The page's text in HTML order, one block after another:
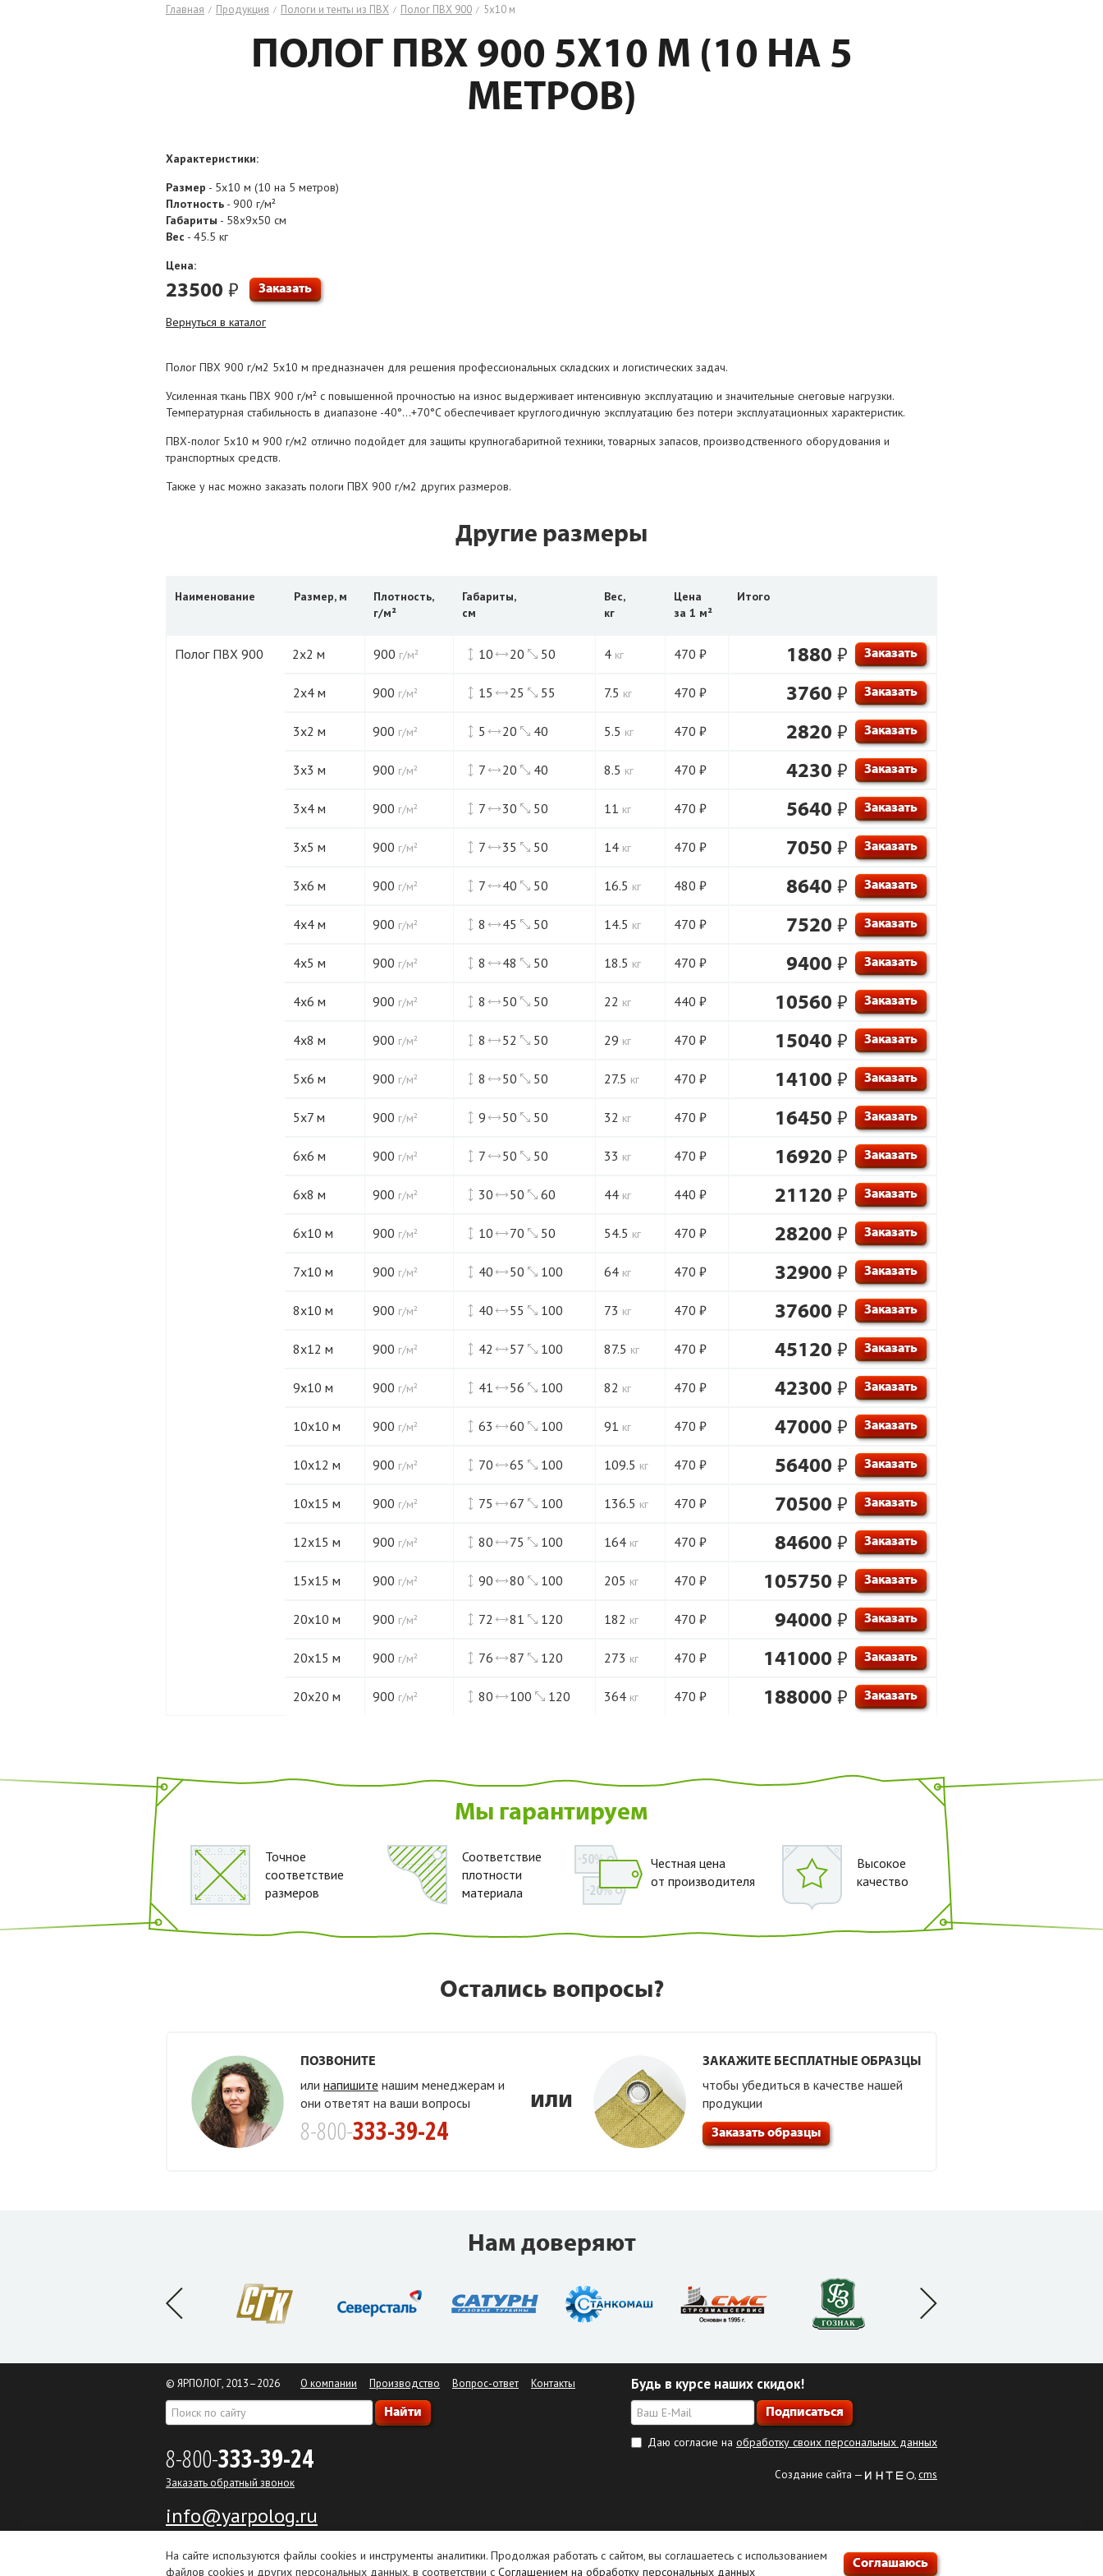
Главная / Продукция / Пологи и тенты из ПВХ / Полог ПВХ 900 / 5х10 м
ПОЛОГ ПВХ 900 5Х10 М (10 НА 5
МЕТРОВ)
Характеристики:
Размер - 5х10 м (10 на 5 метров)
Плотность - 900 г/м²
Габариты - 58x9x50 см
Вес - 45.5 кг
Цена:
23500 ₽ Заказать
Вернуться в каталог
Полог ПВХ 900 г/м2 5х10 м предназначен для решения профессиональных складских и логистических задач.
Усиленная ткань ПВХ 900 г/м² с повышенной прочностью на износ выдерживает интенсивную эксплуатацию и значительные снеговые нагрузки.
Температурная стабильность в диапазоне -40°...+70°C обеспечивает круглогодичную эксплуатацию без потери эксплуатационных характеристик.
ПВХ-полог 5х10 м 900 г/м2 отлично подойдет для защиты крупногабаритной техники, товарных запасов, производственного оборудования и
транспортных средств.
Также у нас можно заказать пологи ПВХ 900 г/м2 других размеров.
Другие размеры
Наименование Размер, м
Плотность,
г/м²
Габариты,
см
Вес,
кг
Цена
за 1 м²
Итого
Полог ПВХ 900 2х2 м 900 г/м² 10 20 50 4 кг 470 ₽ 1880 ₽ Заказать
2х4 м 900 г/м² 15 25 55 7.5 кг 470 ₽ 3760 ₽ Заказать
3х2 м 900 г/м² 5 20 40 5.5 кг 470 ₽ 2820 ₽ Заказать
3х3 м 900 г/м² 7 20 40 8.5 кг 470 ₽ 4230 ₽ Заказать
3х4 м 900 г/м² 7 30 50 11 кг 470 ₽ 5640 ₽ Заказать
3х5 м 900 г/м² 7 35 50 14 кг 470 ₽ 7050 ₽ Заказать
3х6 м 900 г/м² 7 40 50 16.5 кг 480 ₽ 8640 ₽ Заказать
4х4 м 900 г/м² 8 45 50 14.5 кг 470 ₽ 7520 ₽ Заказать
4х5 м 900 г/м² 8 48 50 18.5 кг 470 ₽ 9400 ₽ Заказать
4х6 м 900 г/м² 8 50 50 22 кг 440 ₽ 10560 ₽ Заказать
4х8 м 900 г/м² 8 52 50 29 кг 470 ₽ 15040 ₽ Заказать
5х6 м 900 г/м² 8 50 50 27.5 кг 470 ₽ 14100 ₽ Заказать
5х7 м 900 г/м² 9 50 50 32 кг 470 ₽ 16450 ₽ Заказать
6х6 м 900 г/м² 7 50 50 33 кг 470 ₽ 16920 ₽ Заказать
6х8 м 900 г/м² 30 50 60 44 кг 440 ₽ 21120 ₽ Заказать
6х10 м 900 г/м² 10 70 50 54.5 кг 470 ₽ 28200 ₽ Заказать
7х10 м 900 г/м² 40 50 100 64 кг 470 ₽ 32900 ₽ Заказать
8х10 м 900 г/м² 40 55 100 73 кг 470 ₽ 37600 ₽ Заказать
8х12 м 900 г/м² 42 57 100 87.5 кг 470 ₽ 45120 ₽ Заказать
9х10 м 900 г/м² 41 56 100 82 кг 470 ₽ 42300 ₽ Заказать
10х10 м 900 г/м² 63 60 100 91 кг 470 ₽ 47000 ₽ Заказать
10х12 м 900 г/м² 70 65 100 109.5 кг 470 ₽ 56400 ₽ Заказать
10х15 м 900 г/м² 75 67 100 136.5 кг 470 ₽ 70500 ₽ Заказать
12х15 м 900 г/м² 80 75 100 164 кг 470 ₽ 84600 ₽ Заказать
15х15 м 900 г/м² 90 80 100 205 кг 470 ₽ 105750 ₽ Заказать
20х10 м 900 г/м² 72 81 120 182 кг 470 ₽ 94000 ₽ Заказать
20х15 м 900 г/м² 76 87 120 273 кг 470 ₽ 141000 ₽ Заказать
20х20 м 900 г/м² 80 100 120 364 кг 470 ₽ 188000 ₽ Заказать
Мы гарантируем
Точное
соответствие
размеров
Соответствие
плотности
материала
Честная цена
от производителя
Высокое
качество
Остались вопросы?
или
ПОЗВОНИТЕ
или напишите нашим менеджерам и
они ответят на ваши вопросы
8-800-333-39-24
ЗАКАЖИТЕ БЕСПЛАТНЫЕ ОБРАЗЦЫ
чтобы убедиться в качестве нашей
продукции
Заказать образцы
Нам доверяют
Будь в курсе наших скидок!
Даю согласие на обработку своих персональных данных
Создание сайта — , cms
© ЯРПОЛОГ, 2013–2026 О компании Производство Вопрос-ответ Контакты
8-800-333-39-24
Заказать обратный звонок
info@yarpolog.ru
ООО «ПТК ЯрПолог»
ИНН 7604224447 КПП 760401001
На сайте используются файлы cookies и инструменты аналитики. Продолжая работать с сайтом, вы соглашаетесь с использованием
файлов cookies и других персональных данных, в соответствии с Соглашением на обработку персональных данных
Соглашаюсь